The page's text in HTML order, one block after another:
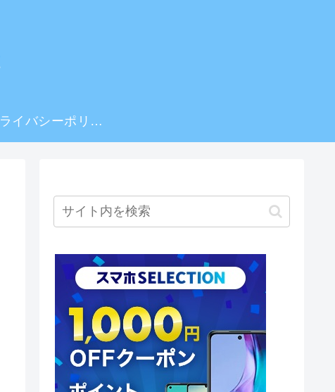
プライバシーポリシー